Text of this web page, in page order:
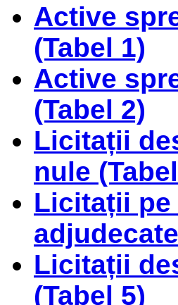
Active
(Tabel 1)
Active
(Tabel 2)
Licitații
nule
Licitații
Licitații
(Tabel 5)